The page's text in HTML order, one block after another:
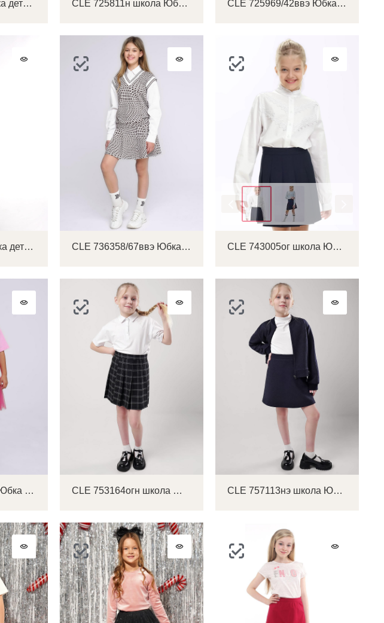
CLE 712563ог Юбка детская для девочки CLE 725811н школа Юбка детская для девочки CLE 725969/42ввэ Юбка детская для девочки
CLE 733252pk Юбка детская для девочки CLE 736358/67ввэ Юбка детская для девочки CLE 743005ог школа Юбка детская для девочки
CLE 746830/89ем Юбка детская для девочки CLE 753164огн школа Юбка детская для девочки CLE 757113нэ школа Юбка детская для девочки